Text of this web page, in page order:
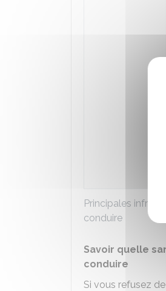
Principales
conduire
Savoir quelle
conduire
Si vous refusez